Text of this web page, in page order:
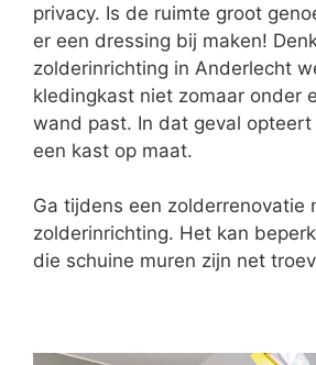
privacy. Is de ruimte groot
er een dressing bij maken!
zolderinrichting in Anderlecht
kledingkast niet zomaar onder
wand past. In dat geval
een kast op maat.
Ga tijdens een zolderrenovatie
zolderinrichting. Het kan
die schuine muren zijn net